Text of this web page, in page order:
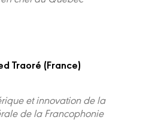
Traoré (France)
et innovation de la
de la Francophonie